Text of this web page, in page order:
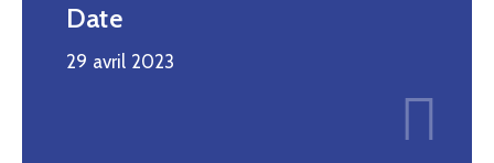
Date
29 avril 2023